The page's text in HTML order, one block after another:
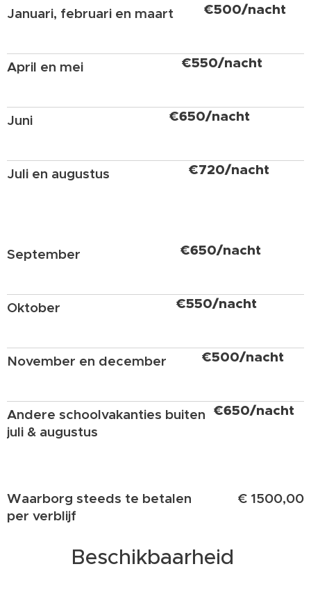
Januari, februari en maart €500/nacht
April en mei €550/nacht
Juni €650/nacht
Juli en augustus €720/nacht
September €650/nacht
Oktober €550/nacht
November en december €500/nacht
Andere schoolvakanties buiten
juli & augustus
€650/nacht
Waarborg steeds te betalen
per verblijf
€ 1500,00
Beschikbaarheid